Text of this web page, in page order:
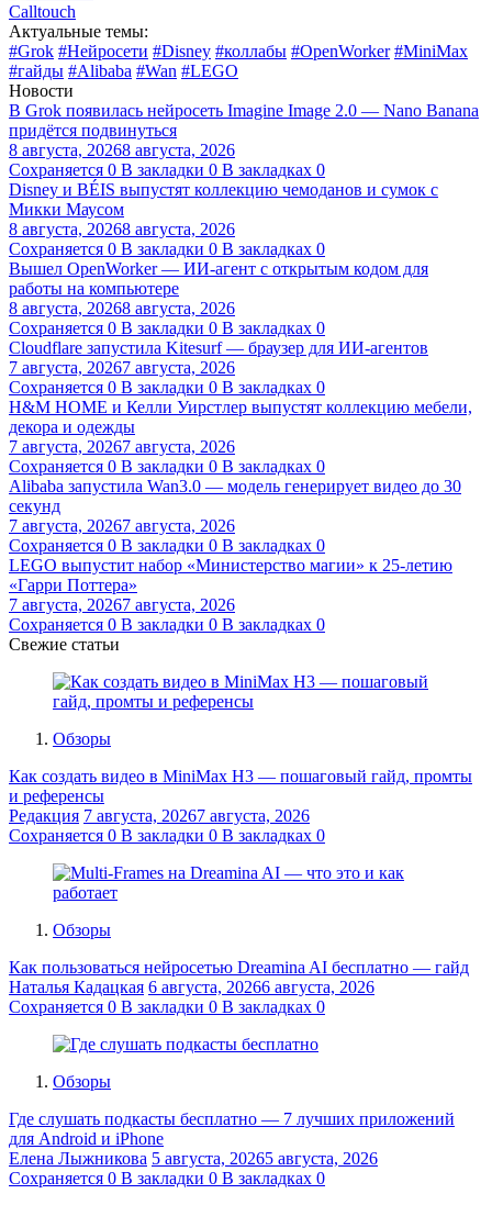
Calltouch
Актуальные темы:
#Grok #Нейросети #Disney #коллабы #OpenWorker #MiniMax
#гайды #Alibaba #Wan #LEGO
Новости
В Grok появилась нейросеть Imagine Image 2.0 — Nano Banana
придётся подвинуться
8 августа, 20268 августа, 2026
Сохраняется 0 В закладки 0 В закладках 0
Disney и BÉIS выпустят коллекцию чемоданов и сумок с
Микки Маусом
8 августа, 20268 августа, 2026
Сохраняется 0 В закладки 0 В закладках 0
Вышел OpenWorker — ИИ-агент с открытым кодом для
работы на компьютере
8 августа, 20268 августа, 2026
Сохраняется 0 В закладки 0 В закладках 0
Cloudflare запустила Kitesurf — браузер для ИИ-агентов
7 августа, 20267 августа, 2026
Сохраняется 0 В закладки 0 В закладках 0
H&M HOME и Келли Уирстлер выпустят коллекцию мебели,
декора и одежды
7 августа, 20267 августа, 2026
Сохраняется 0 В закладки 0 В закладках 0
Alibaba запустила Wan3.0 — модель генерирует видео до 30
секунд
7 августа, 20267 августа, 2026
Сохраняется 0 В закладки 0 В закладках 0
LEGO выпустит набор «Министерство магии» к 25-летию
«Гарри Поттера»
7 августа, 20267 августа, 2026
Сохраняется 0 В закладки 0 В закладках 0
Свежие статьи
Обзоры
Как создать видео в MiniMax H3 — пошаговый гайд, промты
и референсы
Редакция 7 августа, 20267 августа, 2026
Сохраняется 0 В закладки 0 В закладках 0
Обзоры
Как пользоваться нейросетью Dreamina AI бесплатно — гайд
Наталья Кадацкая 6 августа, 20266 августа, 2026
Сохраняется 0 В закладки 0 В закладках 0
Обзоры
Где слушать подкасты бесплатно — 7 лучших приложений
для Android и iPhone
Елена Лыжникова 5 августа, 20265 августа, 2026
Сохраняется 0 В закладки 0 В закладках 0